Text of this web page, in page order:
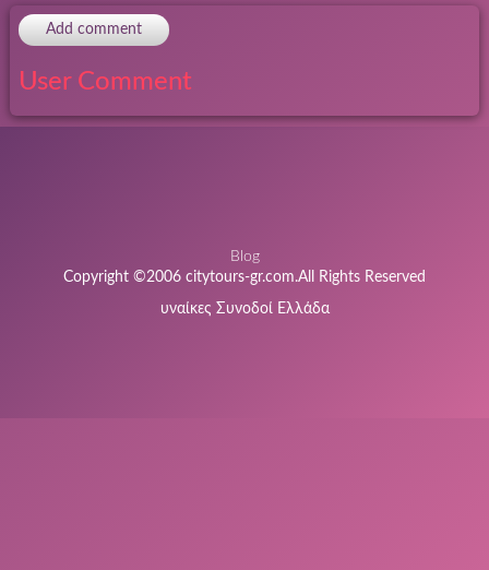
Add comment
User Comment
Blog
Copyright ©2006 citytours-gr.com.All Rights Reserved
υναίκες Συνοδοί Ελλάδα